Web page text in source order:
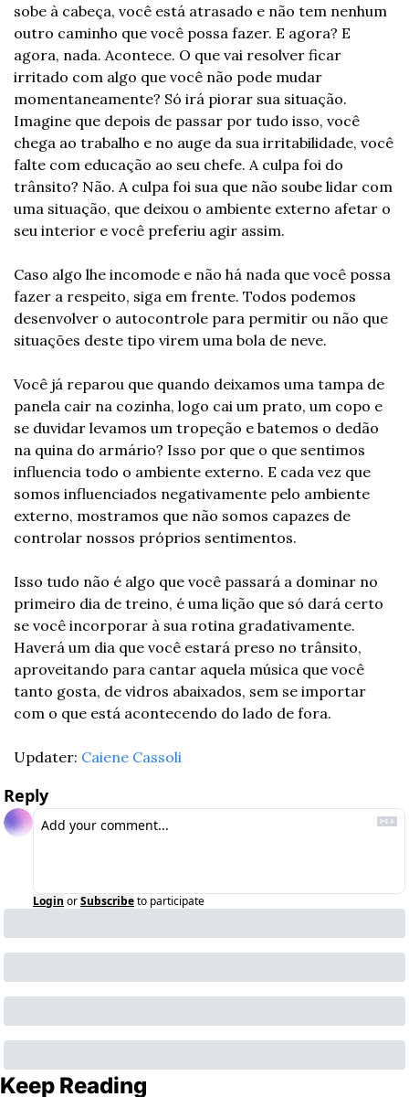
sobe à cabeça, você está atrasado e não tem nenhum
outro caminho que você possa fazer. E agora? E
agora, nada. Acontece. O que vai resolver ficar
irritado com algo que você não pode mudar
momentaneamente? Só irá piorar sua situação.
Imagine que depois de passar por tudo isso, você
chega ao trabalho e no auge da sua irritabilidade, você
falte com educação ao seu chefe. A culpa foi do
trânsito? Não. A culpa foi sua que não soube lidar com
uma situação, que deixou o ambiente externo afetar o
seu interior e você preferiu agir assim.
Caso algo lhe incomode e não há nada que você possa
fazer a respeito, siga em frente. Todos podemos
desenvolver o autocontrole para permitir ou não que
situações deste tipo virem uma bola de neve.
Você já reparou que quando deixamos uma tampa de
panela cair na cozinha, logo cai um prato, um copo e
se duvidar levamos um tropeção e batemos o dedão
na quina do armário? Isso por que o que sentimos
influencia todo o ambiente externo. E cada vez que
somos influenciados negativamente pelo ambiente
externo, mostramos que não somos capazes de
controlar nossos próprios sentimentos.
Isso tudo não é algo que você passará a dominar no
primeiro dia de treino, é uma lição que só dará certo
se você incorporar à sua rotina gradativamente.
Haverá um dia que você estará preso no trânsito,
aproveitando para cantar aquela música que você
tanto gosta, de vidros abaixados, sem se importar
com o que está acontecendo do lado de fora.
Updater: Caiene Cassoli
Reply
Login orSubscribeto participate
Keep Reading